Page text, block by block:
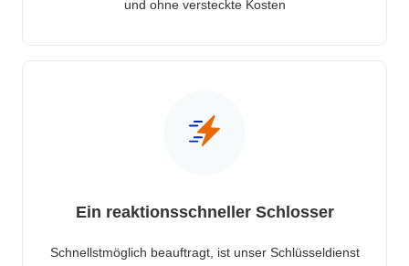
und ohne versteckte Kosten
Ein reaktionsschneller Schlosser
Schnellstmöglich beauftragt, ist unser Schlüsseldienst